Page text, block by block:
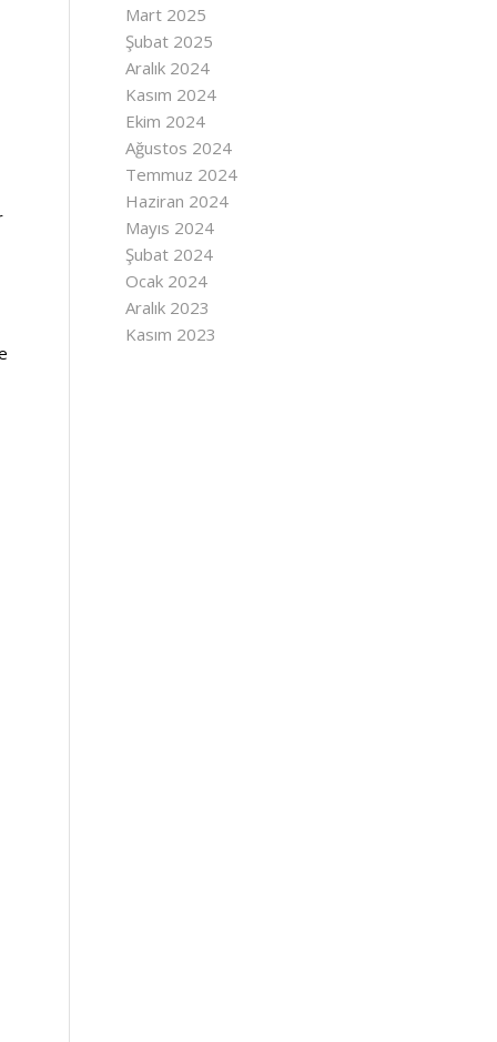
Mart 2025
Şubat 2025
Aralık 2024
Kasım 2024
Ekim 2024
Ağustos 2024
Temmuz 2024
Haziran 2024
Mayıs 2024
Şubat 2024
Ocak 2024
Aralık 2023
Kasım 2023